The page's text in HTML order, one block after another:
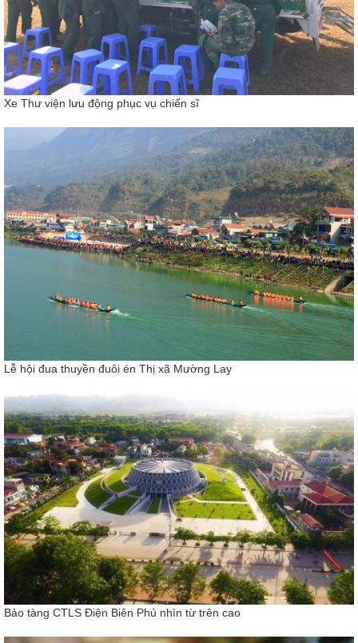
Xe Thư viện lưu động phục vụ chiến sĩ
Lễ hội đua thuyền đuôi én Thị xã Mường Lay
Bảo tàng CTLS Điện Biên Phủ nhìn từ trên cao